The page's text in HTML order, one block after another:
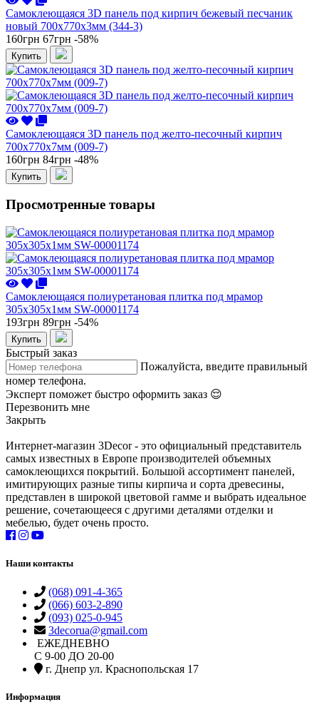
Самоклеющаяся 3D панель под кирпич бежевый песчаник
новый 700x770x3мм (344-3)
160грн 67грн -58%
Купить
Самоклеющаяся 3D панель под желто-песочный кирпич
700x770x7мм (009-7)
160грн 84грн -48%
Купить
Просмотренные товары
Самоклеющаяся полиуретановая плитка под мрамор
305х305х1мм SW-00001174
193грн 89грн -54%
Купить
Быстрый заказ
Пожалуйста, введите правильный
номер телефона.
Эксперт поможет быстро оформить заказ 😌
Перезвонить мне
Закрыть
Интернет-магазин 3Decor - это официальный представитель
самых известных в Европе производителей объемных
самоклеющихся покрытий. Большой ассортимент панелей,
имитирующих разные типы кирпича и сорта древесины,
представлен в широкой цветовой гамме и выбрать идеальное
решение, сочетающееся с другими деталями отделки и
мебелью, будет очень просто.
Наши контакты
(068) 091-4-365
(066) 603-2-890
(093) 025-0-945
3decorua@gmail.com
ЕЖЕДНЕВНО
С 9-00 ДО 20-00
г. Днепр ул. Краснопольская 17
Информация